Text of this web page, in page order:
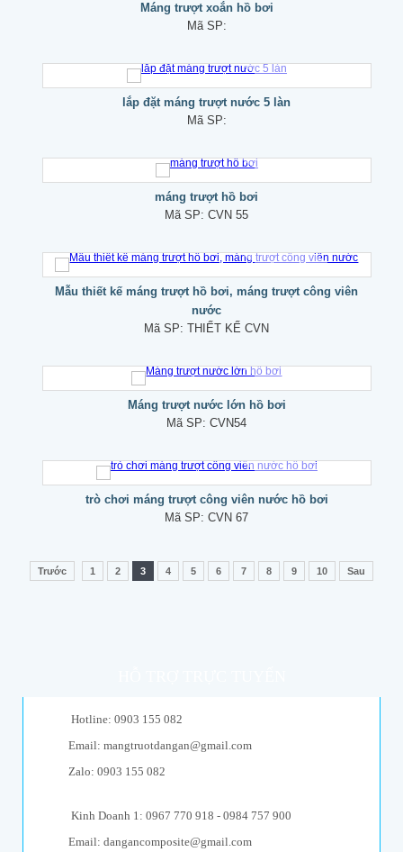
Máng trượt xoắn hồ bơi
Mã SP:
lắp đặt máng trượt nước 5 làn
Mã SP:
máng trượt hồ bơi
Mã SP:CVN 55
Mẫu thiết kế máng trượt hồ bơi, máng trượt công viên
nước
Mã SP:THIẾT KẾ CVN
Máng trượt nước lớn hồ bơi
Mã SP:CVN54
trò chơi máng trượt công viên nước hồ bơi
Mã SP:CVN 67
Trước 1 2 3 4 5 6 7 8 9 10 Sau
Hotline: 0903 155 082
Email: mangtruotdangan@gmail.com
Zalo: 0903 155 082
Kinh Doanh 1: 0967 770 918 - 0984 757 900
Email: dangancomposite@gmail.com